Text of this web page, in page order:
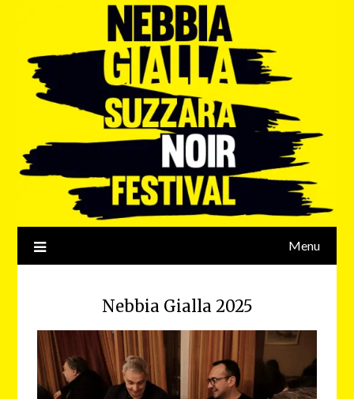
Menu
Nebbia Gialla 2025